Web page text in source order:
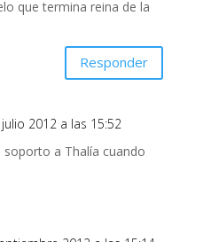
que termina reina de la
Responder
2012 a las 15:52
soporto a Thalía cuando